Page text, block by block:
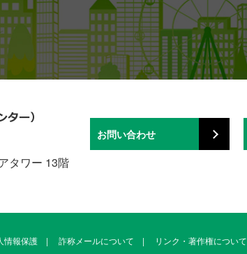
タワー 13階
お問い合わせ
情報保護 | 詐称メールについて | リンク・著作権について